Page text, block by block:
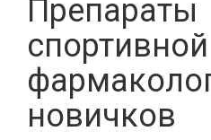
Препараты
спортивной
новичков